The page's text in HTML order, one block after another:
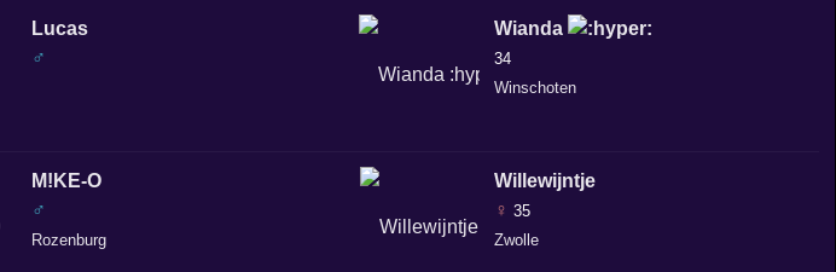
Lucas
♂
M!KE-O
♂
Rozenburg
Wianda
34
Winschoten
Willewijntje
♀ 35
Zwolle